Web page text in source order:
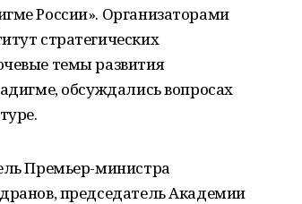
России». Организаторами
стратегических
темы развития
обсуждались вопросах
Премьер-министра
председатель Академии